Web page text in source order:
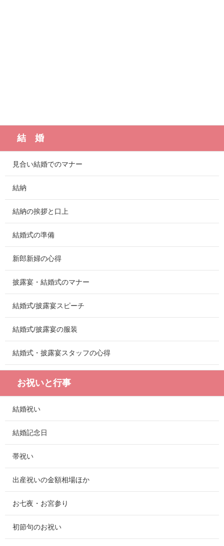
結 婚
見合い結婚でのマナー
結納
結納の挨拶と口上
結婚式の準備
新郎新婦の心得
披露宴・結婚式のマナー
結婚式/披露宴スピーチ
結婚式/披露宴の服装
結婚式・披露宴スタッフの心得
お祝いと行事
結婚祝い
結婚記念日
帯祝い
出産祝いの金額相場ほか
お七夜・お宮参り
初節句のお祝い